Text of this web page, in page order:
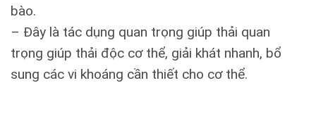
bào.
– Đây là tác dụng quan trọng giúp thải quan
trọng giúp thải độc cơ thể, giải khát nhanh, bổ
sung các vi khoáng cần thiết cho cơ thể.